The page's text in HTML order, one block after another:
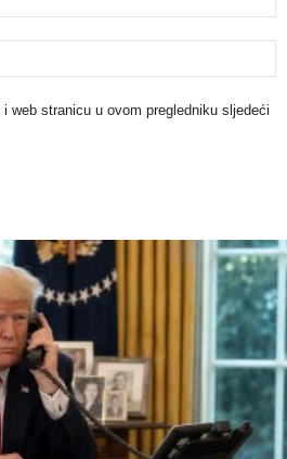
web stranicu u ovom pregledniku sljedeći